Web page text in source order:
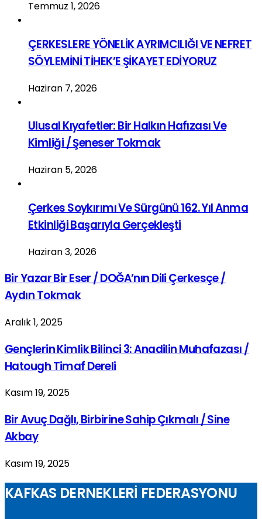
Temmuz 1, 2026
ÇERKESLERE YÖNELİK AYRIMCILIĞI VE NEFRET
SÖYLEMİNİ TİHEK’E ŞİKAYET EDİYORUZ
Haziran 7, 2026
Ulusal Kıyafetler: Bir Halkın Hafızası Ve
Kimliği / Şeneser Tokmak
Haziran 5, 2026
Çerkes Soykırımı Ve Sürgünü 162. Yıl Anma
Etkinliği Başarıyla Gerçekleşti
Haziran 3, 2026
Bir Yazar Bir Eser / DOĞA’nın Dili Çerkesçe /
Aydın Tokmak
Aralık 1, 2025
Gençlerin Kimlik Bilinci 3: Anadilin Muhafazası /
Hatough Timaf Dereli
Kasım 19, 2025
Bir Avuç Dağlı, Birbirine Sahip Çıkmalı / Sine
Akbay
Kasım 19, 2025
KAFKAS DERNEKLERİ FEDERASYONU